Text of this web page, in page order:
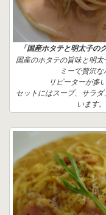
「国産ホタテと明太子の
国産のホタテの旨味と明
ミーで贅沢な
リピーターが多
セットにはスープ、サラ
います